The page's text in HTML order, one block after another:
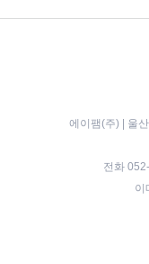
에이팸(주) | 울
전화
이